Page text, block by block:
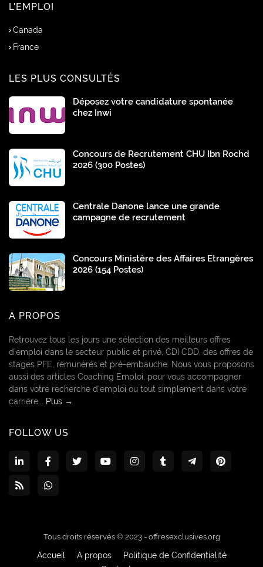
L'EMPLOI
Canada
France
LES PLUS CONSULTÉS
Déposez votre candidature spontanée
chez Inwi
Concours de Recrutement CHU Ibn Rochd
2026 (300 Postes)
Centrale Danone lance une grande
campagne de recrutement
Concours Ministère des Affaires Etrangères
2026 (154 Postes)
A PROPOS
Retrouvez tous les jours une sélection des meilleurs offres
d’emploi dans le secteur public et privé, CDI CDD, des offres de
stages PFE, rémunérés et pré-embauche. Nous vous proposons
aussi des articles Coaching Emploi, pour vous accompagner
dans votre recherche d’emploi ou tout simplement dans votre
carrière...
Plus →
FOLLOW US
Tous droits réservés © 2023 - offresexclusives.org
Accueil A propos
Politique de Confidentialité